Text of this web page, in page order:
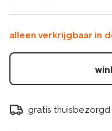
oogschaduw-
peacock-
blue-
alleen verkrijgbaar in
gratis thuisbezorgd